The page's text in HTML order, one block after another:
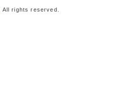
All rights reserved.